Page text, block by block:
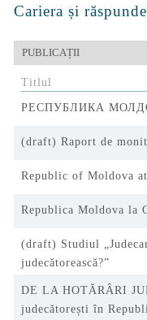
Cariera și
Titlul
РЕСПУБЛИКА
(draft) Raport de
Republic of Moldova
Republica Moldova la
(draft) Studiul
judecătorească?”
DE LA HOTĂRÂRI
judecătorești în